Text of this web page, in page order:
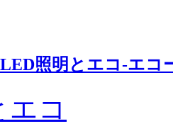
照明とエコ-エコ